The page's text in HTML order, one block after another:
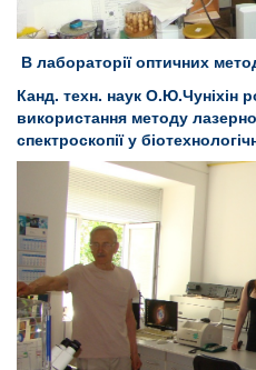
В лабораторії оптичних
Канд. техн. наук О.Ю.Чуніхін
використання методу
спектроскопії у